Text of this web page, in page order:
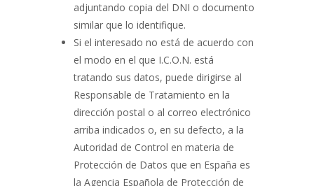
adjuntando copia del DNI o documento
similar que lo identifique.
Si el interesado no está de acuerdo con
el modo en el que I.C.O.N. está
tratando sus datos, puede dirigirse al
Responsable de Tratamiento en la
dirección postal o al correo electrónico
arriba indicados o, en su defecto, a la
Autoridad de Control en materia de
Protección de Datos que en España es
la Agencia Española de Protección de